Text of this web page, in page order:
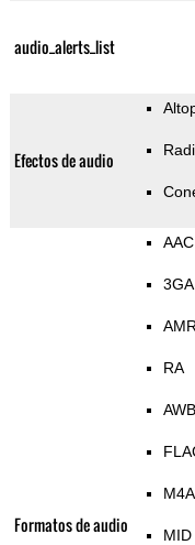
audio_alerts_list
Efectos de audio
Formatos de audio
AAC
3GA
AMR
RA
AWB
M4A
MID